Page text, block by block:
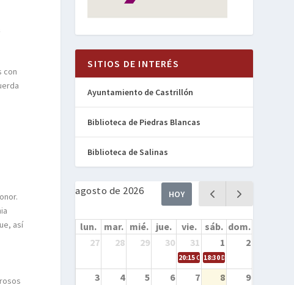
con
así
SITIOS DE INTERÉS
Ayuntamiento de Castrillón
Biblioteca de Piedras Blancas
Biblioteca de Salinas
agosto de 2026 HOY
lun. mar. mié. jue. vie. sáb. dom.
27
28 29 30 31 1 2
20:15Cine en la calle – Cómo
18:30Danza – Cita en el
3 4 5 6 7 8 9